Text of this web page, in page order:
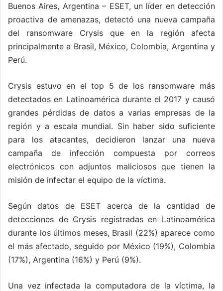
Buenos Aires, Argentina – ESET, un líder en detección
proactiva de amenazas, detectó una nueva campaña
del ransomware Crysis que en la región afecta
principalmente a Brasil, México, Colombia, Argentina y
Perú.
Crysis estuvo en el top 5 de los ransomware más
detectados en Latinoamérica durante el 2017 y causó
grandes pérdidas de datos a varias empresas de la
región y a escala mundial. Sin haber sido suficiente
para los atacantes, decidieron lanzar una nueva
campaña de infección compuesta por correos
electrónicos con adjuntos maliciosos que tienen la
misión de infectar el equipo de la víctima.
Según datos de ESET acerca de la cantidad de
detecciones de Crysis registradas en Latinoamérica
durante los últimos meses, Brasil (22%) aparece como
el más afectado, seguido por México (19%), Colombia
(17%), Argentina (16%) y Perú (9%).
Una vez infectada la computadora de la víctima, la